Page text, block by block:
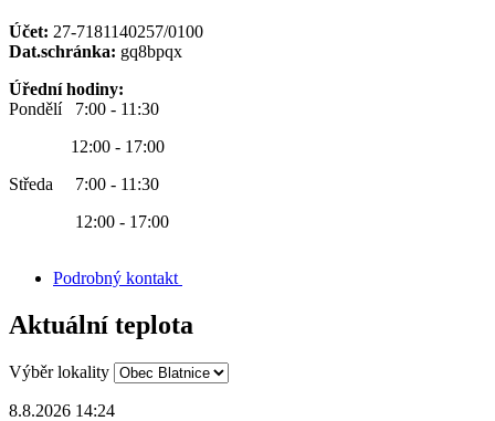
Účet: 27-7181140257/0100
Dat.schránka: gq8bpqx
Úřední hodiny:
Pondělí 7:00 - 11:30
12:00 - 17:00
Středa 7:00 - 11:30
12:00 - 17:00
Podrobný kontakt
Aktuální teplota
Výběr lokality
8.8.2026 14:24